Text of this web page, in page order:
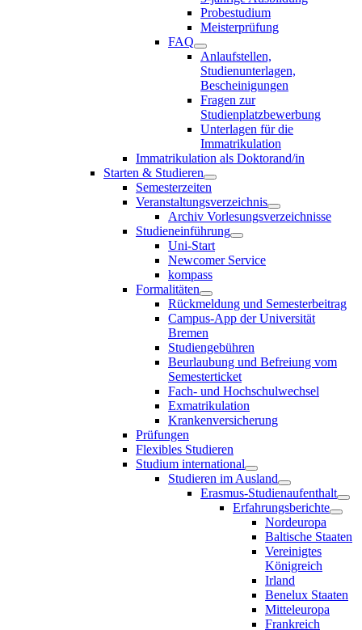
Probestudium
Meisterprüfung
FAQ
Anlaufstellen,
Studienunterlagen,
Bescheinigungen
Fragen zur
Studienplatzbewerbung
Unterlagen für die
Immatrikulation
Immatrikulation als Doktorand/in
Starten & Studieren
Semesterzeiten
Veranstaltungsverzeichnis
Archiv Vorlesungsverzeichnisse
Studieneinführung
Uni-Start
Newcomer Service
kompass
Formalitäten
Rückmeldung und Semesterbeitrag
Campus-App der Universität
Bremen
Studiengebühren
Beurlaubung und Befreiung vom
Semesterticket
Fach- und Hochschulwechsel
Exmatrikulation
Krankenversicherung
Prüfungen
Flexibles Studieren
Studium international
Studieren im Ausland
Erasmus-Studienaufenthalt
Erfahrungsberichte
Nordeuropa
Baltische Staaten
Vereinigtes
Königreich
Irland
Benelux Staaten
Mitteleuropa
Frankreich